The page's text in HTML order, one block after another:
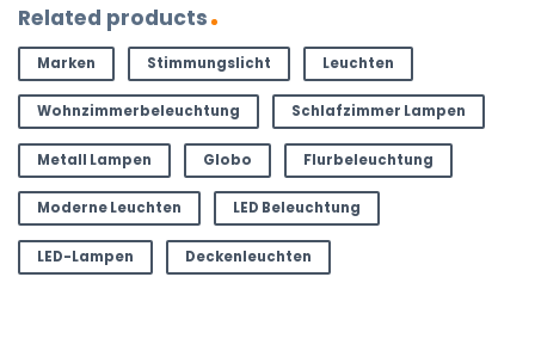
Related products
Marken Stimmungslicht Leuchten
Wohnzimmerbeleuchtung Schlafzimmer Lampen
Metall Lampen Globo Flurbeleuchtung
Moderne Leuchten LED Beleuchtung
LED-Lampen Deckenleuchten